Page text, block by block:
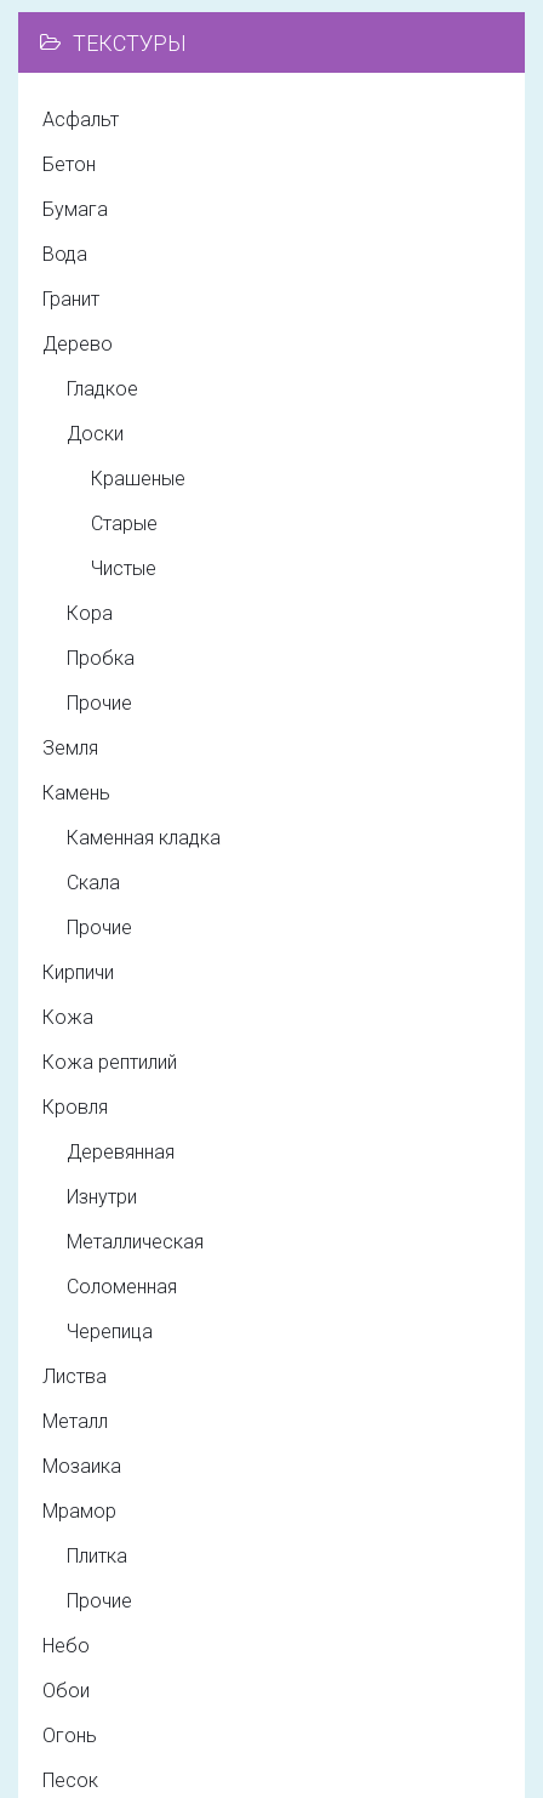
ТЕКСТУРЫ
Асфальт
Бетон
Бумага
Вода
Гранит
Дерево
Гладкое
Доски
Крашеные
Старые
Чистые
Кора
Пробка
Прочие
Земля
Камень
Каменная кладка
Скала
Прочие
Кирпичи
Кожа
Кожа рептилий
Кровля
Деревянная
Изнутри
Металлическая
Соломенная
Черепица
Листва
Металл
Мозаика
Мрамор
Плитка
Прочие
Небо
Обои
Огонь
Песок